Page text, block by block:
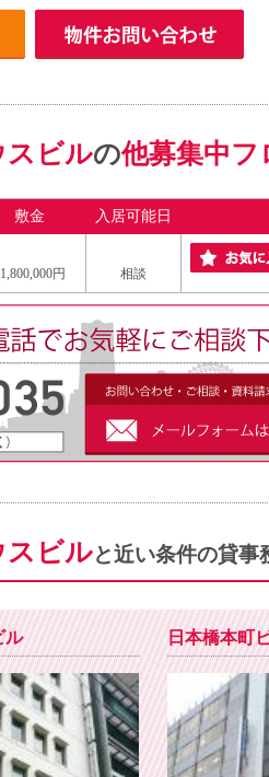
スビルの他募集中フ
敷金 入居可能日
円 相談
スビルと近い条件の貸事
ル 日本橋本町